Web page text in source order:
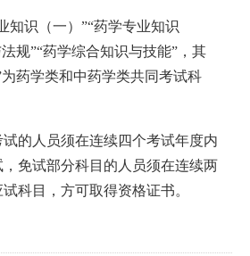
知识（一）”“药学专业知识
法规”“药学综合知识与技能”，其
药学类和中药学类共同考试科
的人员须在连续四个考试年度内
免试部分科目的人员须在连续两
科目，方可取得资格证书。